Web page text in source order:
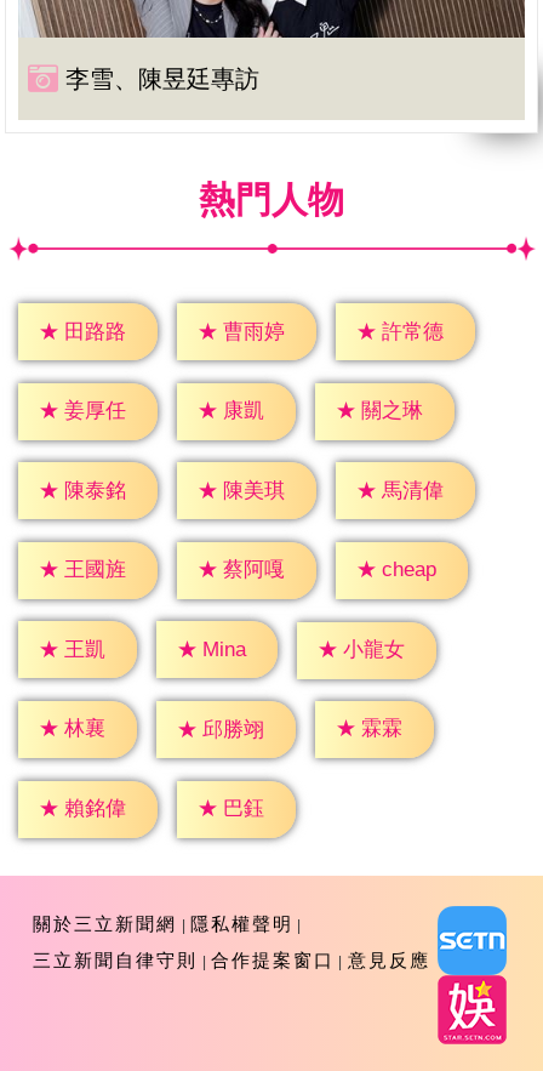
李雪、陳昱廷專訪
熱門人物
★ 田路路 ★ 曹雨婷 ★ 許常德
★ 姜厚任 ★ 康凱 ★ 關之琳
★ 陳泰銘 ★ 陳美琪 ★ 馬清偉
★ 王國旌 ★ 蔡阿嘎 ★ cheap
★ 王凱 ★ Mina ★ 小龍女
★ 林襄 ★ 邱勝翊 ★ 霖霖
★ 賴銘偉 ★ 巴鈺
關於三立新聞網
隱私權聲明
三立新聞自律守則
合作提案窗口 意見反應